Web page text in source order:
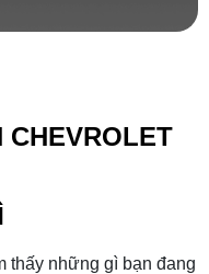
CHEVROLET
thấy những gì bạn đang